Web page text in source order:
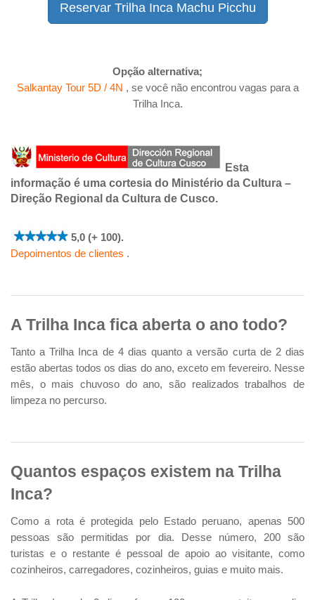
Reservar Trilha Inca Machu Picchu
Opção alternativa;
Salkantay Tour 5D / 4N , se você não encontrou vagas para a
Trilha Inca.
Esta
informação é uma cortesia do Ministério da Cultura –
Direção Regional da Cultura de Cusco.
5,0 (+ 100).
Depoimentos de clientes .
A Trilha Inca fica aberta o ano todo?
Tanto a Trilha Inca de 4 dias quanto a versão curta de 2 dias
estão abertas todos os dias do ano, exceto em fevereiro. Nesse
mês, o mais chuvoso do ano, são realizados trabalhos de
limpeza no percurso.
Quantos espaços existem na Trilha
Inca?
Como a rota é protegida pelo Estado peruano, apenas 500
pessoas são permitidas por dia. Desse número, 200 são
turistas e o restante é pessoal de apoio ao visitante, como
cozinheiros, carregadores, cozinheiros, guias e muito mais.